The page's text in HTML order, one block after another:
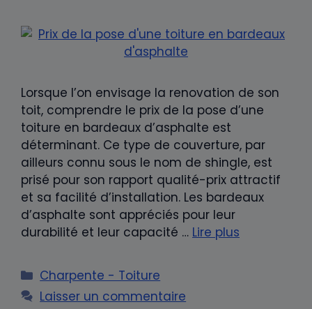
Lorsque l’on envisage la renovation de son
toit, comprendre le prix de la pose d’une
toiture en bardeaux d’asphalte est
déterminant. Ce type de couverture, par
ailleurs connu sous le nom de shingle, est
prisé pour son rapport qualité-prix attractif
et sa facilité d’installation. Les bardeaux
d’asphalte sont appréciés pour leur
durabilité et leur capacité … Lire plus
Catégories
Charpente - Toiture
Laisser un commentaire